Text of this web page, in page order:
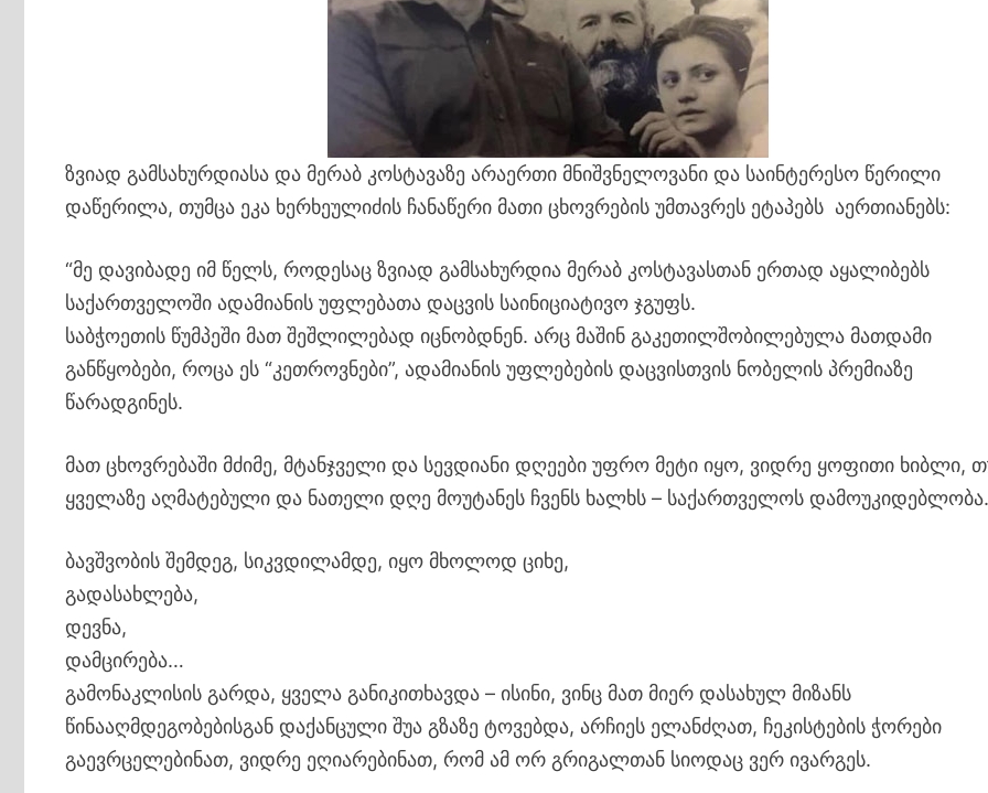
ზვიად გამსახურდიასა და მერაბ კოსტავაზე არაერთი მნიშვნელოვანი და საინტერესო წერილი
დაწერილა, თუმცა ეკა ხერხეულიძის ჩანაწერი მათი ცხოვრების უმთავრეს ეტაპებს აერთიანებს:
“მე დავიბადე იმ წელს, როდესაც ზვიად გამსახურდია მერაბ კოსტავასთან ერთად აყალიბებს
საქართველოში ადამიანის უფლებათა დაცვის საინიციატივო ჯგუფს.
საბჭოეთის წუმპეში მათ შეშლილებად იცნობდნენ. არც მაშინ გაკეთილშობილებულა მათდამი
განწყობები, როცა ეს “კეთროვნები”, ადამიანის უფლებების დაცვისთვის ნობელის პრემიაზე
წარადგინეს.
მათ ცხოვრებაში მძიმე, მტანჯველი და სევდიანი დღეები უფრო მეტი იყო, ვიდრე ყოფითი ხიბლი,
ყველაზე აღმატებული და ნათელი დღე მოუტანეს ჩვენს ხალხს – საქართველოს
ბავშვობის შემდეგ, სიკვდილამდე, იყო მხოლოდ ციხე,
გადასახლება,
დევნა,
დამცირება…
გამონაკლისის გარდა, ყველა განიკითხავდა – ისინი, ვინც მათ მიერ დასახულ მიზანს
წინააღმდეგობებისგან დაქანცული შუა გზაზე ტოვებდა, არჩიეს ელანძღათ, ჩეკისტების ჭორები
გაევრცელებინათ, ვიდრე ეღიარებინათ, რომ ამ ორ გრიგალთან სიოდაც ვერ ივარგეს.